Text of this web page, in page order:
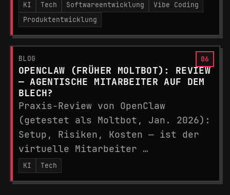
KI Tech Softwareentwicklung
Vibe Coding
Produktentwicklung
BLOG
OPENCLAW (FRÜHER MOLTBOT): REVIEW
— AGENTISCHE MITARBEITER AUF DEM
BLECH?
Praxis-Review von OpenClaw
(getestet als Moltbot, Jan. 2026):
Setup, Risiken, Kosten — ist der
virtuelle Mitarbeiter …
KI Tech